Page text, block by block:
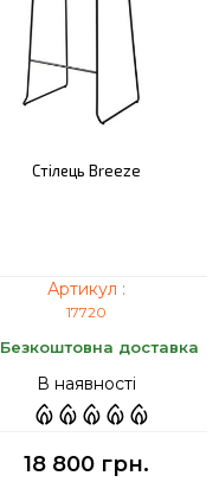
Стілець Breeze
Артикул :
17720
Безкоштовна доставка
В наявності
18 800 грн.